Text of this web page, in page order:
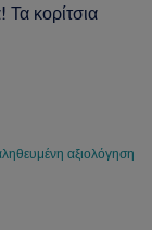
Τα κορίτσια
αξιολόγηση